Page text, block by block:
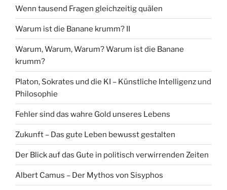
Wenn tausend Fragen gleichzeitig quälen
Warum ist die Banane krumm? II
Warum, Warum, Warum? Warum ist die Banane
krumm?
Platon, Sokrates und die KI – Künstliche Intelligenz und
Philosophie
Fehler sind das wahre Gold unseres Lebens
Zukunft – Das gute Leben bewusst gestalten
Der Blick auf das Gute in politisch verwirrenden Zeiten
Albert Camus – Der Mythos von Sisyphos